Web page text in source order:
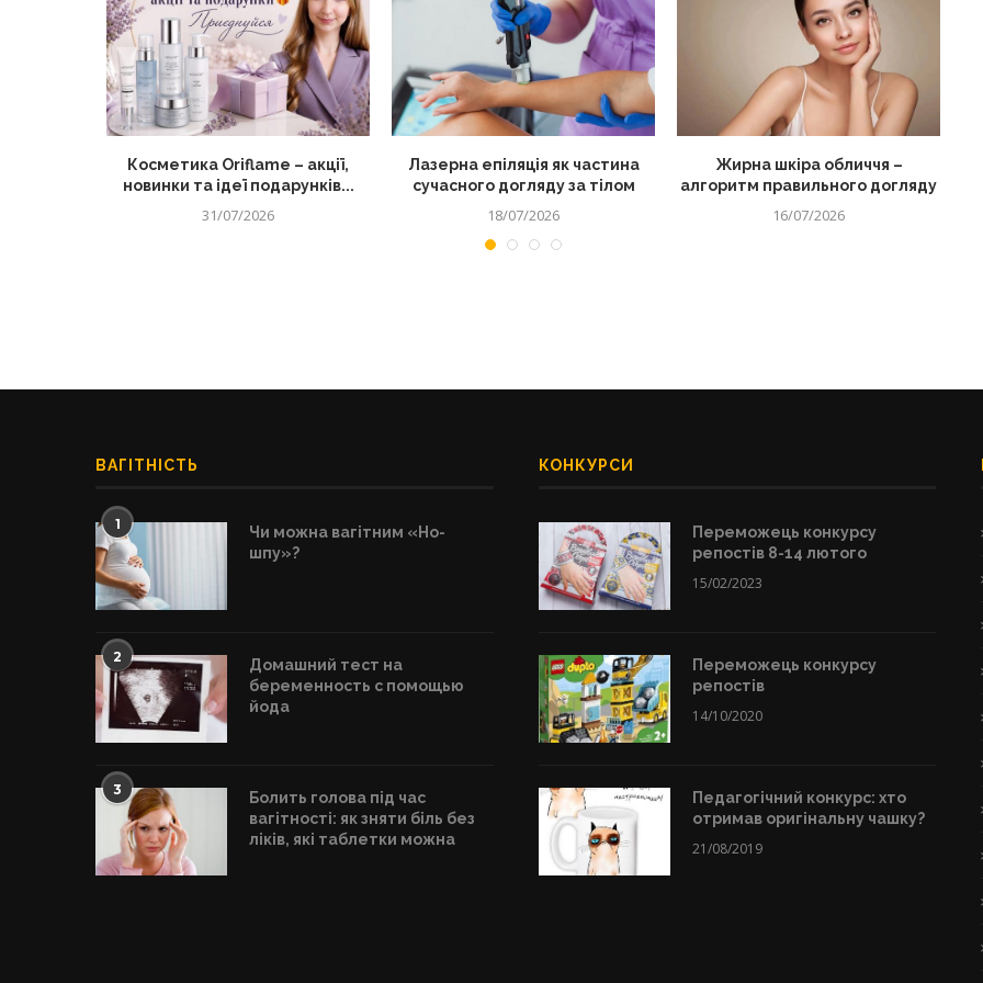
Косметика Oriflame – акції,
новинки та ідеї подарунків...
31/07/2026
Лазерна епіляція як частина
сучасного догляду за тілом
18/07/2026
Жирна шкіра обличчя –
алгоритм правильного догляду
16/07/2026
ВАГІТНІСТЬ
1
Чи можна вагітним «Но-
шпу»?
2
Домашний тест на
беременность с помощью
йода
3
Болить голова під час
вагітності: як зняти біль без
ліків, які таблетки можна
КОНКУРСИ
Переможець конкурсу
репостів 8-14 лютого
15/02/2023
Переможець конкурсу
репостів
14/10/2020
Педагогічний конкурс: хто
отримав оригінальну чашку?
21/08/2019